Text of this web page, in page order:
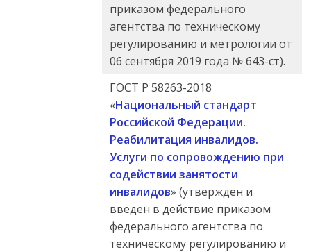
приказом федерального
агентства по техническому
регулированию и метрологии от
06 сентября 2019 года № 643-ст).
ГОСТ Р 58263-2018
«Национальный стандарт
Российской Федерации.
Реабилитация инвалидов.
Услуги по сопровождению при
содействии занятости
инвалидов» (утвержден и
введен в действие приказом
федерального агентства по
техническому регулированию и